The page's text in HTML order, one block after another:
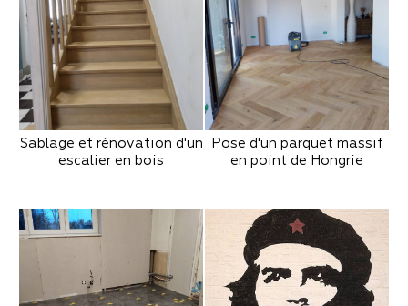
Sablage et rénovation d'un
escalier en bois
Pose d'un parquet massif
en point de Hongrie